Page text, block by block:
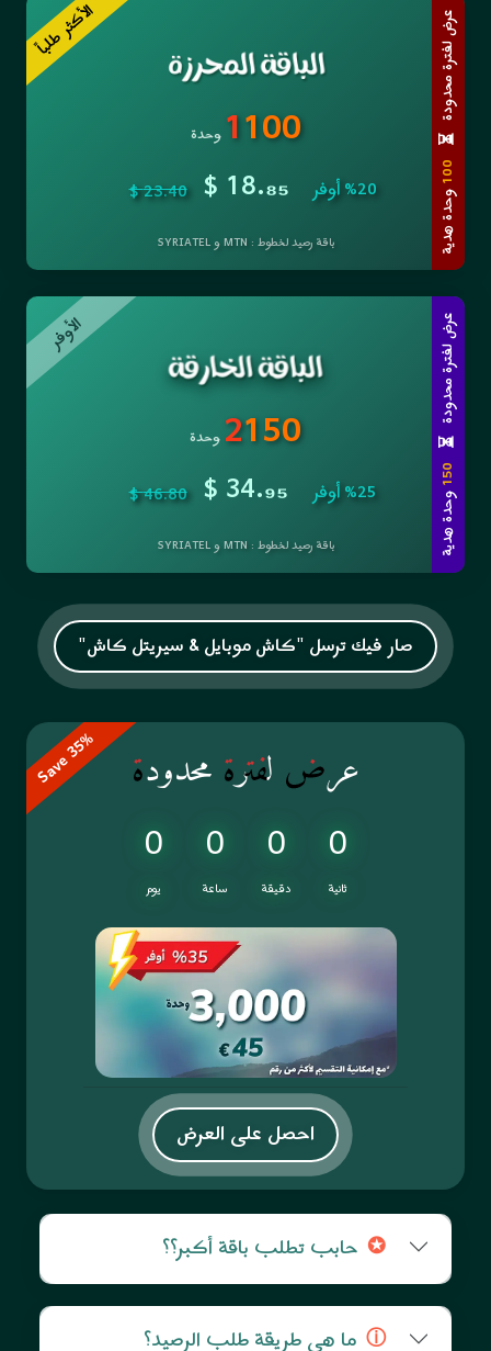
عرض لفترة محدودة
⏳
100
وحدة هدية
الأكثر طلباً
1100 وحدة
$ 18.₈₅ %20 أوفر 23.40 $
باقة رصيد لخطوط : MTN و SYRIATEL
عرض لفترة محدودة
⏳
150
وحدة هدية
الأوفر
2150 وحدة
$ 34.₉₅ %25 أوفر 46.80 $
باقة رصيد لخطوط : MTN و SYRIATEL
صار فيك ترسل "كاش موبايل & سيريتل كاش"
Save 35% عرض لفترة محدودة
0
يوم
0
ساعة
0
دقيقة
0
ثانية
احصل على العرض
✪ حابب تطلب باقة أكبر؟؟
ⓘ ما هي طريقة طلب الرصيد؟